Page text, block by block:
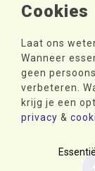
Cookies
Laat ons
Wanneer
geen
verbeteren.
krijg je een
privacy &